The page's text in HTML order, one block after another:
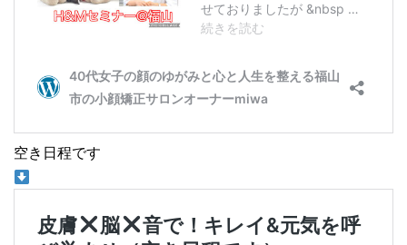
空き日程です